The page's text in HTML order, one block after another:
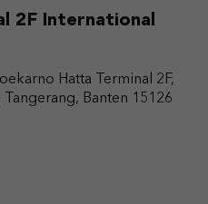
2F International
Hatta Terminal 2F,
Tangerang, Banten 15126